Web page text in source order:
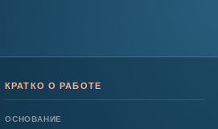
КРАТКО О РАБОТЕ
ОСНОВАНИЕ